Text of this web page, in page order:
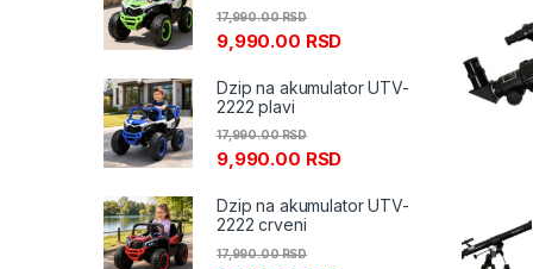
9,990.00 RSD
17,990.00RSD
Dzip na akumulator UTV-
2222 plavi
9,990.00 RSD
17,990.00RSD
Dzip na akumulator UTV-
2222 crveni
17,990.00RSD